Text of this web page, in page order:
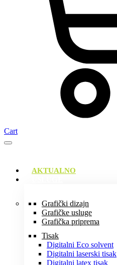
Cart
AKTUALNO
Grafički dizajn
Grafičke usluge
Grafička priprema
Tisak
Digitalni Eco solvent
Digitalni laserski tisak
Digitalni latex tisak